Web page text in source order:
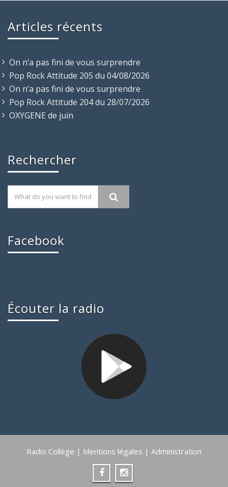
Articles récents
On n’a pas fini de vous surprendre
Pop Rock Attitude 205 du 04/08/2026
On n’a pas fini de vous surprendre
Pop Rock Attitude 204 du 28/07/2026
OXYGENE de juin
Rechercher
Facebook
Écouter la radio
Radio Collège | Mentions légales | Administration